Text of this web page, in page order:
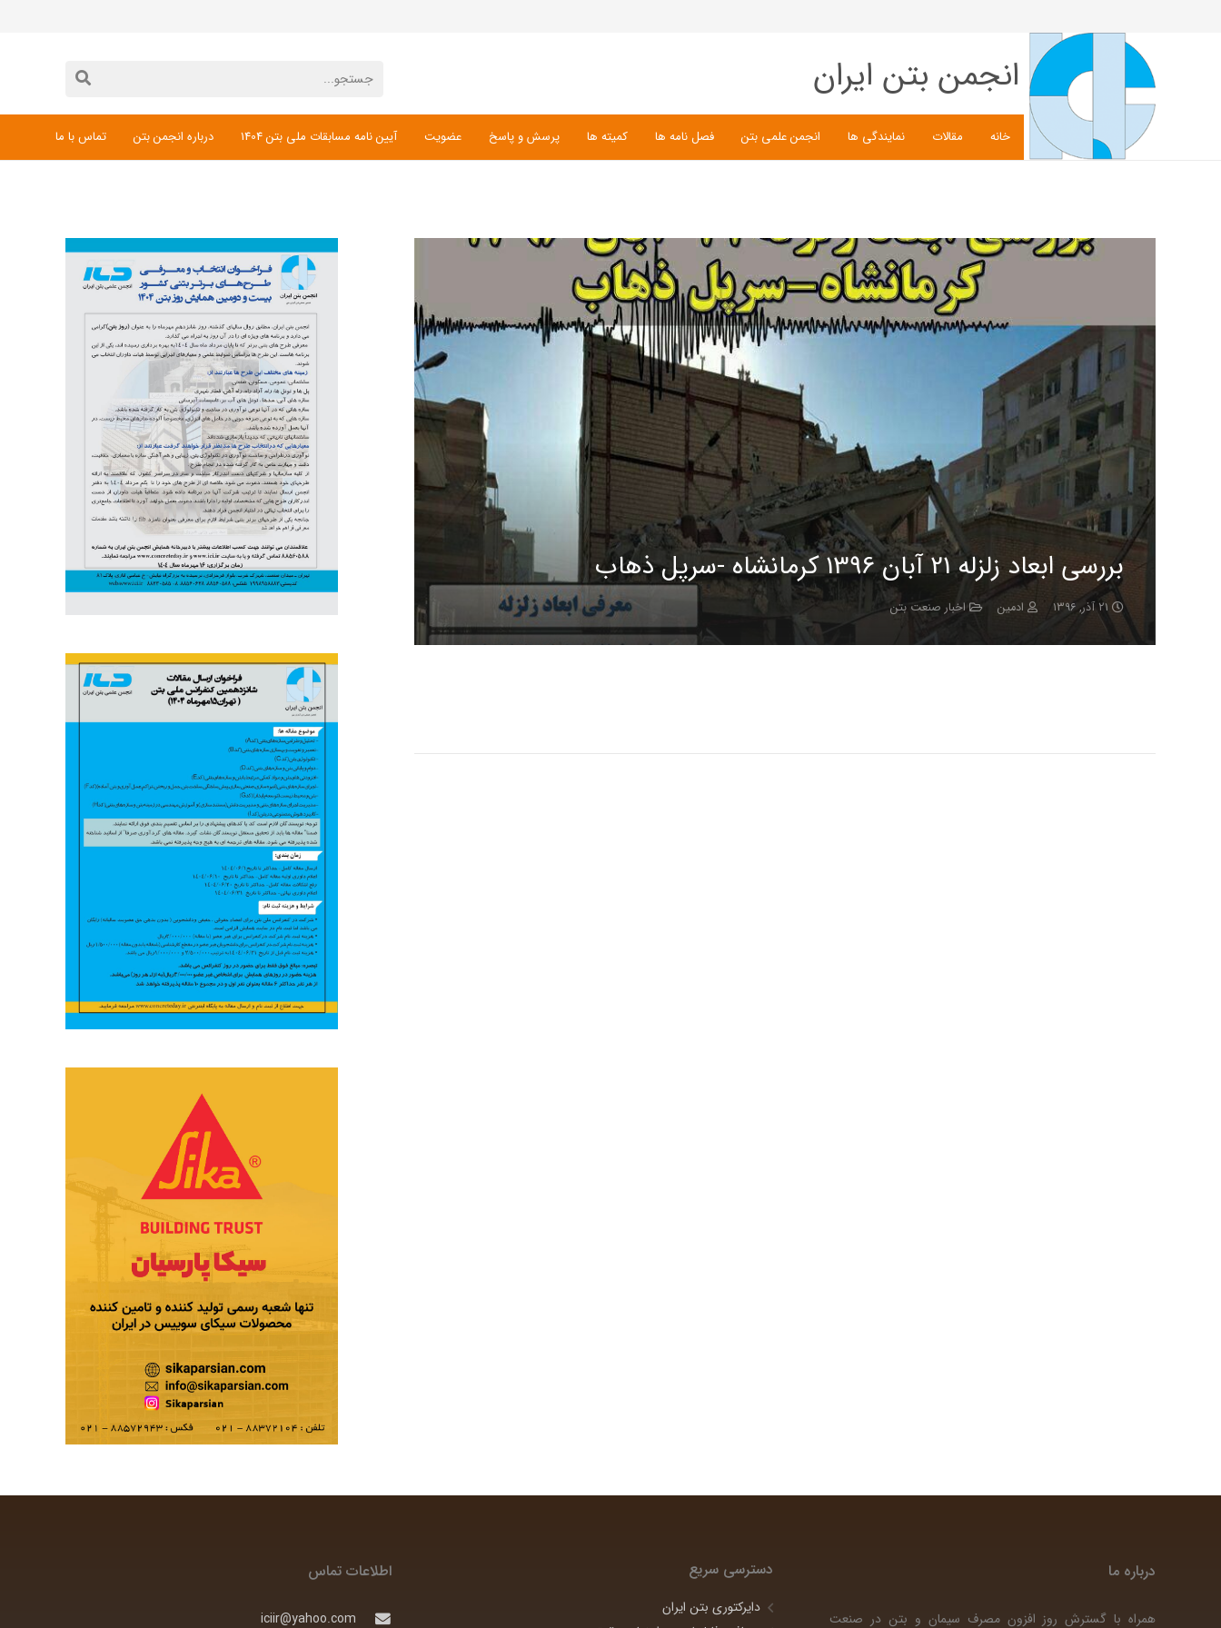
انجمن بتن ایران
خانه مقالات نمایندگی ها انجمن علمی بتن فصل نامه ها کمیته ها پرسش و پاسخ عضویت آیین نامه مسابقات ملی بتن 1404 درباره انجمن بتن تماس با ما
بررسی ابعاد زلزله 21 آبان 1396 کرمانشاه -سرپل ذهاب
۲۱ آذر, ۱۳۹۶ ادمین اخبار صنعت بتن
درباره ما
همراه با گسترش روز افزون مصرف سیمان و بتن در صنعت
دسترسی سریع
دایرکتوری بتن ایران
اطلاعات تماس
iciir@yahoo.com